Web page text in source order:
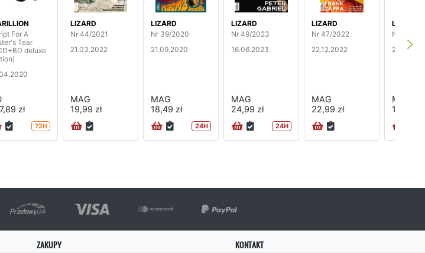
For A
Tear
deluxe
zł
72H
LIZARD
Nr 44/2021
21.03.2022
MAG
19,99 zł
LIZARD
Nr 39/2020
21.09.2020
MAG
18,49 zł
24H
LIZARD
Nr 49/2023
16.06.2023
MAG
24,99 zł
24H
LIZARD
Nr 47/2022
22.12.2022
MAG
22,99 zł
LIZARD
Nr 46/
MAG
19,99 zł
ZAKUPY KONTAKT